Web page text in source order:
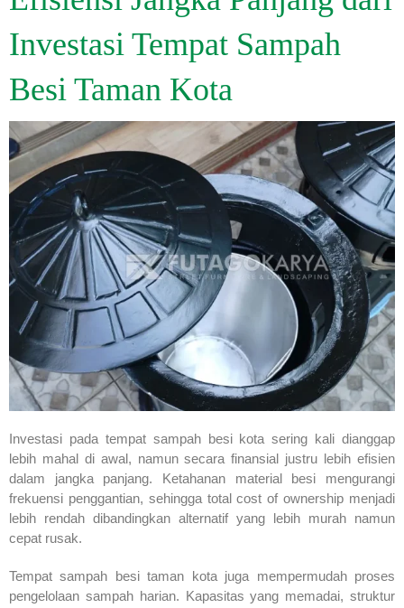
Investasi Tempat Sampah
Besi Taman Kota
Investasi pada tempat sampah besi kota sering kali dianggap
lebih mahal di awal, namun secara finansial justru lebih efisien
dalam jangka panjang. Ketahanan material besi mengurangi
frekuensi penggantian, sehingga total cost of ownership menjadi
lebih rendah dibandingkan alternatif yang lebih murah namun
cepat rusak.
Tempat sampah besi taman kota juga mempermudah proses
pengelolaan sampah harian. Kapasitas yang memadai, struktur